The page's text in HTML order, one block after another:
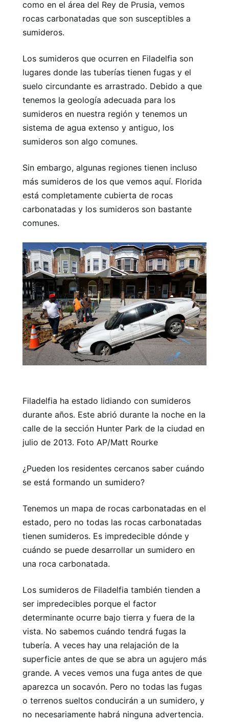
como en el área del Rey de Prusia, vemos
rocas carbonatadas que son susceptibles a
sumideros.
Los sumideros que ocurren en Filadelfia son
lugares donde las tuberías tienen fugas y el
suelo circundante es arrastrado. Debido a que
tenemos la geología adecuada para los
sumideros en nuestra región y tenemos un
sistema de agua extenso y antiguo, los
sumideros son algo comunes.
Sin embargo, algunas regiones tienen incluso
más sumideros de los que vemos aquí. Florida
está completamente cubierta de rocas
carbonatadas y los sumideros son bastante
comunes.
Filadelfia ha estado lidiando con sumideros
durante años. Este abrió durante la noche en la
calle de la sección Hunter Park de la ciudad en
julio de 2013. Foto AP/Matt Rourke
¿Pueden los residentes cercanos saber cuándo
se está formando un sumidero?
Tenemos un mapa de rocas carbonatadas en el
estado, pero no todas las rocas carbonatadas
tienen sumideros. Es impredecible dónde y
cuándo se puede desarrollar un sumidero en
una roca carbonatada.
Los sumideros de Filadelfia también tienden a
ser impredecibles porque el factor
determinante ocurre bajo tierra y fuera de la
vista. No sabemos cuándo tendrá fugas la
tubería. A veces hay una relajación de la
superficie antes de que se abra un agujero más
grande. A veces vemos una fuga antes de que
aparezca un socavón. Pero no todas las fugas
o terrenos sueltos conducirán a un sumidero, y
no necesariamente habrá ninguna advertencia.